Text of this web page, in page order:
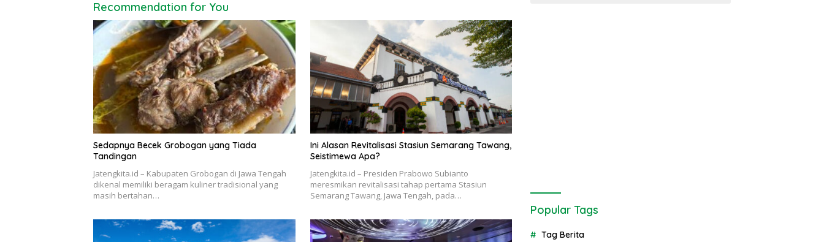
Recommendation for You
Sedapnya Becek Grobogan yang Tiada
Tandingan
Jatengkita.id – Kabupaten Grobogan di Jawa Tengah
dikenal memiliki beragam kuliner tradisional yang
masih bertahan…
Ini Alasan Revitalisasi Stasiun Semarang Tawang,
Seistimewa Apa?
Jatengkita.id – Presiden Prabowo Subianto
meresmikan revitalisasi tahap pertama Stasiun
Semarang Tawang, Jawa Tengah, pada…
Popular Tags
Tag Berita